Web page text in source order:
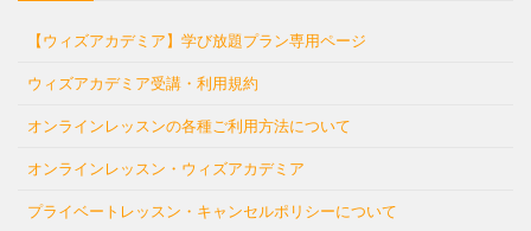
【ウィズアカデミア】学び放題プラン専用ページ
ウィズアカデミア受講・利用規約
オンラインレッスンの各種ご利用方法について
オンラインレッスン・ウィズアカデミア
プライベートレッスン・キャンセルポリシーについて